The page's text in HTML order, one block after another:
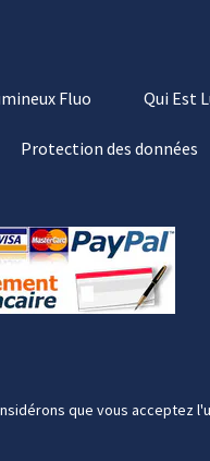
Fluo Qui Est
Protection des données
que vous acceptez